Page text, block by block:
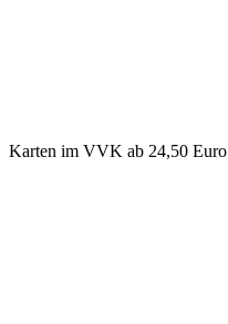
Karten im VVK ab 24,50 Euro